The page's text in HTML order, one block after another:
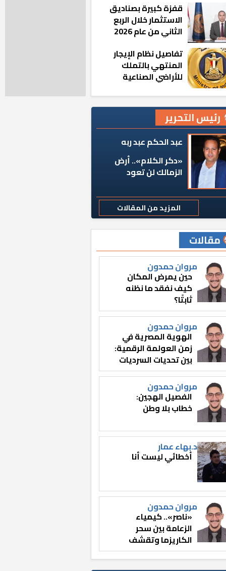
قفزة كبيرة بصناديق
الاستثمار خلال الربع
الثاني من عام 2026
تفاصيل نظام الإيجار
المنتهي بالتملك
للأراضي الصناعية
رئيس التحرير
عبد الحكم عبد ربه
«دكر الكلام».. أرض
الزمالك لن تعود
المزيد من المقالات
مقالات
مروان حمدون
حين يمرض المكان
كيف نفقد ما نظنه
ثابتًا؟
مروان حمدون
الهوية المصرية في
زمن العولمة الرقمية:
بين تحديات السرديات
وصناعة الوعي
مروان حمدون
الفصيل الهجين:
خطاب بلا وطن
د.بهاء عمار
أخطائي ليست أنا
مروان حمدون
«ناصر».. كيمياء
الزعامة بين سحر
الكاريزما وتقشف
الثائر